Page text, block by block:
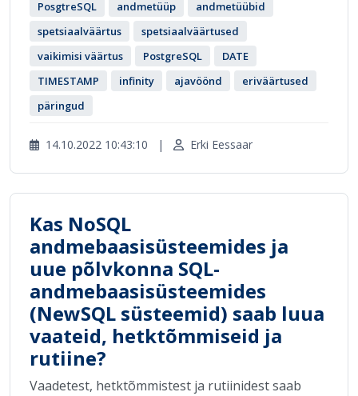
PosgtreSQL andmetüüp
andmetüübid
spetsiaalväärtus
spetsiaalväärtused
vaikimisi väärtus
PostgreSQL
DATE
TIMESTAMP
infinity ajavöönd
eriväärtused
päringud
14.10.2022 10:43:10 | Erki Eessaar
Kas NoSQL
andmebaasisüsteemides ja
uue põlvkonna SQL-
andmebaasisüsteemides
(NewSQL süsteemid) saab luua
vaateid, hetktõmmiseid ja
rutiine?
Vaadetest, hetktõmmistest ja rutiinidest saab